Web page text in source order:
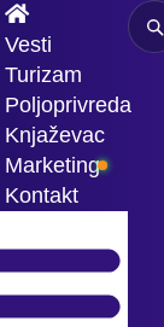
Vesti
Turizam
Poljoprivreda
Knjaževac
Marketing
Kontakt